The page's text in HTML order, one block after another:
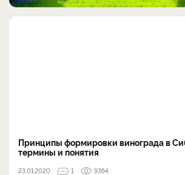
Принципы формировки винограда в
термины и понятия
23.01.2020 1 9364